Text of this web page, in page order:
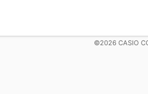
©2026 CASIO